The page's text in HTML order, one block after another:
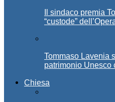
Il sindaco premia
“custode”
Tommaso Lavenia
patrimonio Unesco
Chiesa